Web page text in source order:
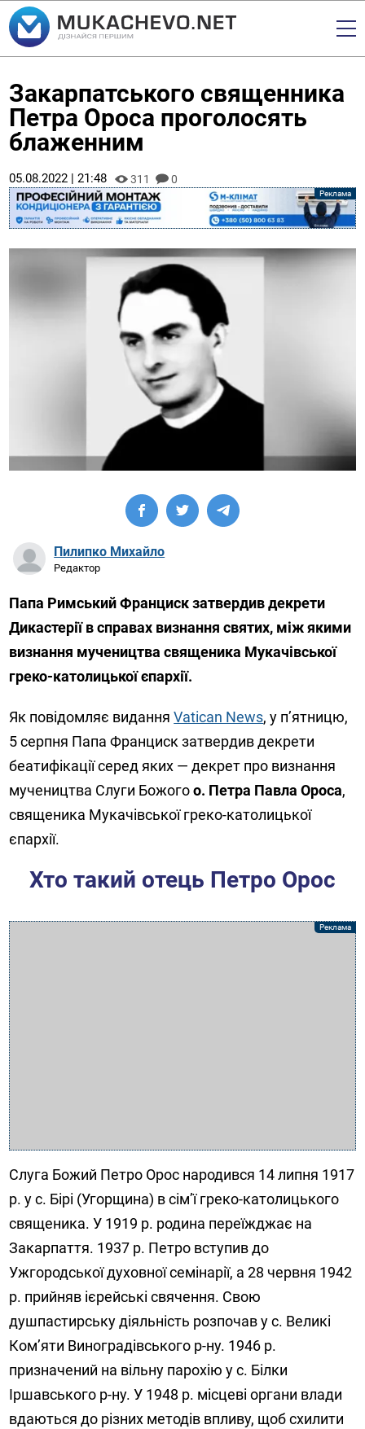
Закарпатського священника
Петра Ороса проголосять
блаженним
05.08.2022 | 21:48 311 0
Пилипко Михайло
Редактор
Папа Римський Франциск затвердив декрети
Дикастерії в справах визнання святих, між якими
визнання мучеництва священика Мукачівської
греко-католицької єпархії.
Як повідомляє виданняVatican News, у п’ятницю,
5 серпня Папа Франциск затвердив декрети
беатифікації серед яких — декрет про визнання
мучеництва Слуги Божогоо. Петра Павла Ороса,
священика Мукачівської греко-католицької
єпархії.
Хто такий отець Петро Орос
Слуга Божий Петро Орос народився 14 липня 1917
р. у с. Бірі (Угорщина) в сім’ї греко-католицького
священика. У 1919 р. родина переїжджає на
Закарпаття. 1937 р. Петро вступив до
Ужгородської духовної семінарії, а 28 червня 1942
р. прийняв ієрейські свячення. Свою
душпастирську діяльність розпочав у с. Великі
Ком’яти Виноградівського р-ну. 1946 р.
призначений на вільну парохію у с. Білки
Іршавського р-ну. У 1948 р. місцеві органи влади
вдаються до різних методів впливу, щоб схилити